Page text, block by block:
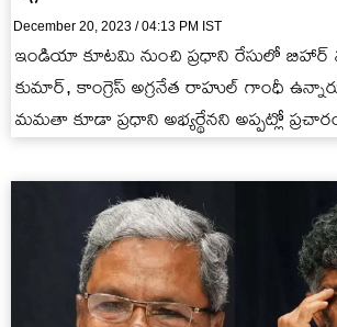
December 20, 2023 / 04:13 PM IST
ఇండియా కూటమి నుంచి ప్రధాని రేసులో బిహార్
కుమార్, కాంగ్రెస్ అగ్రనేత రాహుల్ గాంధీ
మమతా కూడా ప్రధాని అభ్యర్థేనని అప్పట్లో